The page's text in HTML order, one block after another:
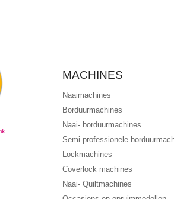
MACHINES
Naaimachines
Borduurmachines
Naai- borduurmachines
Semi-professionele
Lockmachines
Coverlock machines
Naai- Quiltmachines